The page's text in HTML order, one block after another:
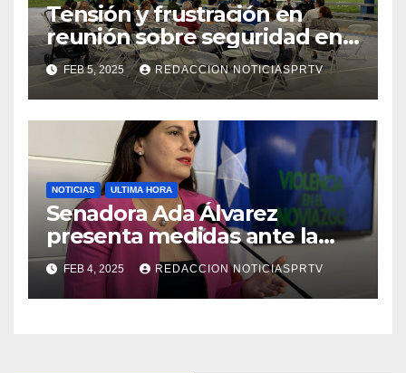
Tensión y frustración en
reunión sobre seguridad en
Reparto Metropolitano
FEB 5, 2025 REDACCION NOTICIASPRTV
NOTICIAS ULTIMA HORA
Senadora Ada Álvarez
presenta medidas ante la
violencia en el noviazgo
FEB 4, 2025 REDACCION NOTICIASPRTV